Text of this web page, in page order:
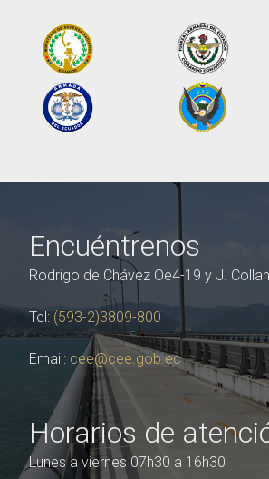
Encuéntrenos
Rodrigo de Chávez Oe4-19 y J.
Tel: (593-2)3809-800
Email: cee@cee.gob.ec
Horarios de
Lunes a viernes 07h30 a 16h30